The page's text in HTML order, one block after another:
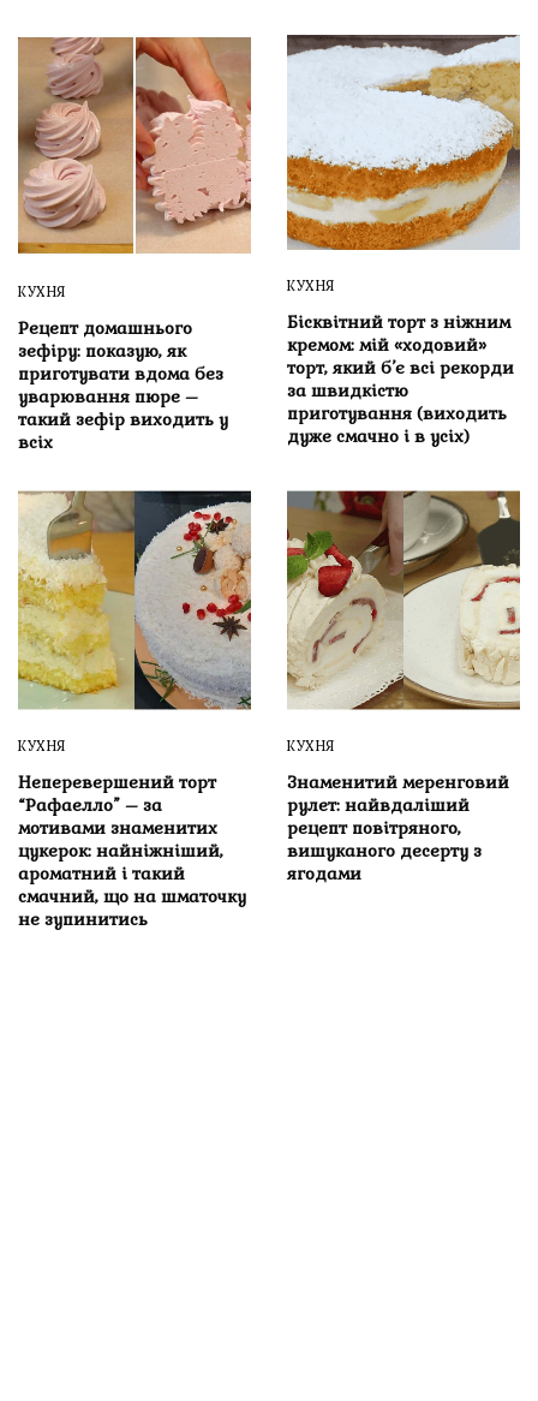
КУХНЯ
Рецепт домашнього
зефіру: показую, як
приготувати вдома без
уварювання пюре –
такий зефір виходить у
всіх
КУХНЯ
Бісквітний торт з ніжним
кремом: мій «ходовий»
торт, який б’є всі рекорди
за швидкістю
приготування (виходить
дуже смачно і в усіх)
КУХНЯ
Неперевершений торт
“Рафаелло” – за
мотивами знаменитих
цукерок: найніжніший,
ароматний і такий
смачний, що на шматочку
не зупинитись
КУХНЯ
Знаменитий меренговий
рулет: найвдаліший
рецепт повітряного,
вишуканого десерту з
ягодами